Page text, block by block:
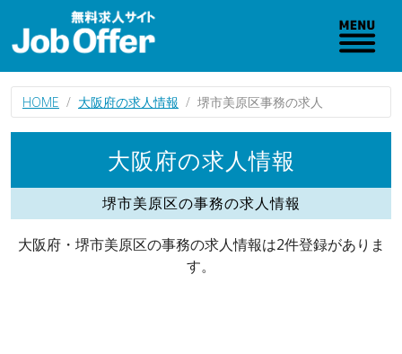
HOME 大阪府の求人情報 堺市美原区事務の求人
大阪府の求人情報
堺市美原区の事務の求人情報
大阪府・堺市美原区の事務の求人情報は2件登録がありま
す。